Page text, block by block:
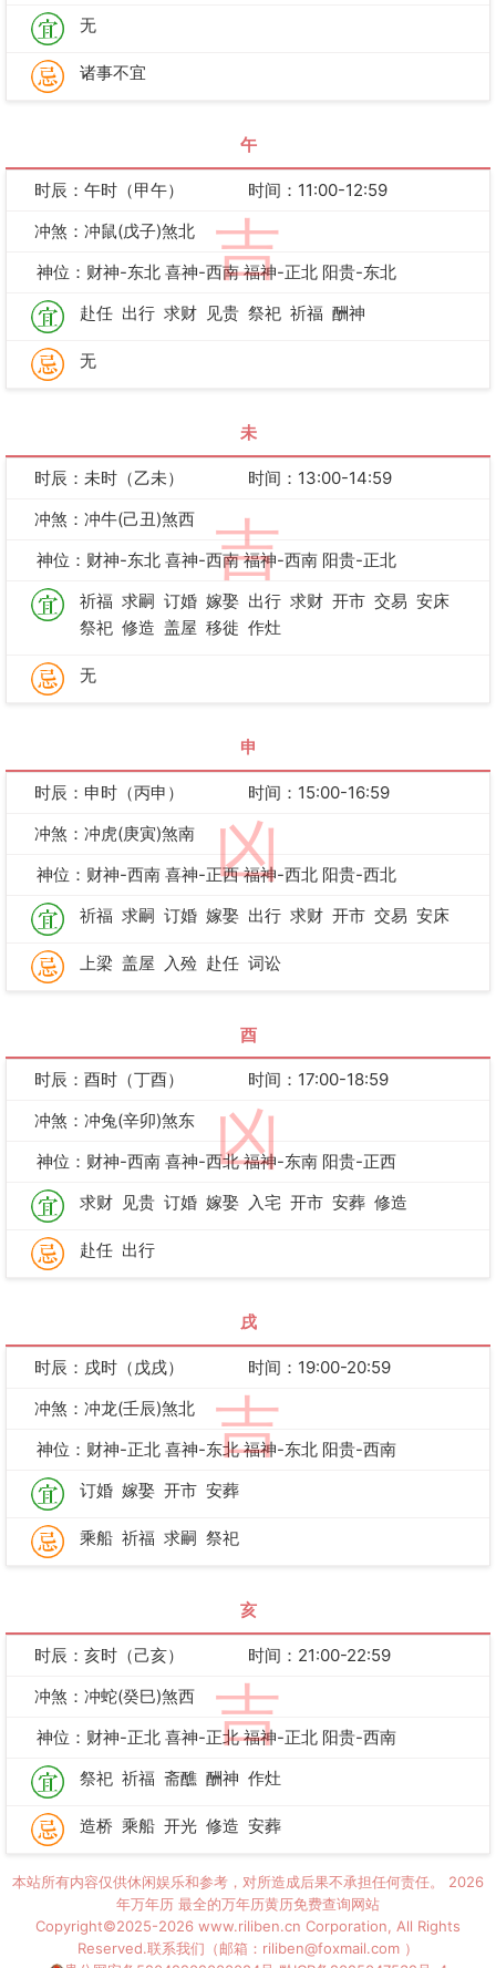
无
诸事不宜
午
吉
时辰：午时（甲午）
时间：11:00-12:59
冲煞：冲鼠(戊子)煞北
神位：财神-东北 喜神-西南 福神-正北 阳贵-东北
赴任 出行 求财 见贵 祭祀 祈福 酬神
无
未
吉
时辰：未时（乙未）
时间：13:00-14:59
冲煞：冲牛(己丑)煞西
神位：财神-东北 喜神-西南 福神-西南 阳贵-正北
祈福 求嗣 订婚 嫁娶 出行 求财 开市 交易 安床
祭祀 修造 盖屋 移徙 作灶
无
申
凶
时辰：申时（丙申）
时间：15:00-16:59
冲煞：冲虎(庚寅)煞南
神位：财神-西南 喜神-正西 福神-西北 阳贵-西北
祈福 求嗣 订婚 嫁娶 出行 求财 开市 交易 安床
上梁 盖屋 入殓 赴任 词讼
酉
凶
时辰：酉时（丁酉）
时间：17:00-18:59
冲煞：冲兔(辛卯)煞东
神位：财神-西南 喜神-西北 福神-东南 阳贵-正西
求财 见贵 订婚 嫁娶 入宅 开市 安葬 修造
赴任 出行
戌
吉
时辰：戌时（戊戌）
时间：19:00-20:59
冲煞：冲龙(壬辰)煞北
神位：财神-正北 喜神-东北 福神-东北 阳贵-西南
订婚 嫁娶 开市 安葬
乘船 祈福 求嗣 祭祀
亥
吉
时辰：亥时（己亥）
时间：21:00-22:59
冲煞：冲蛇(癸巳)煞西
神位：财神-正北 喜神-正北 福神-正北 阳贵-西南
祭祀 祈福 斋醮 酬神 作灶
造桥 乘船 开光 修造 安葬
本站所有内容仅供休闲娱乐和参考，对所造成后果不承担任何责任。 2026
年万年历 最全的万年历黄历免费查询网站
Copyright©2025-2026 www.riliben.cn Corporation, All Rights
Reserved.联系我们（邮箱：riliben@foxmail.com ）